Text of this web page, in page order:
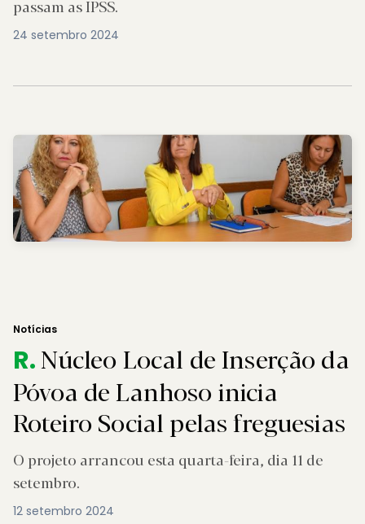
passam as IPSS.
24 setembro 2024
Notícias
R.Núcleo Local de Inserção da
Póvoa de Lanhoso inicia
Roteiro Social pelas freguesias
O projeto arrancou esta quarta-feira, dia 11 de
setembro.
12 setembro 2024